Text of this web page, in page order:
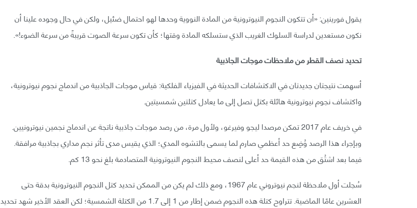
يقول فورينين: «أن تتكون النجوم النيوترونية من المادة النووية وحدها لهو احتمال ضئيل، ولكن في حال وجوده علينا أن
نكون مستعدين لدراسة السلوك الغريب الذي ستسلكه المادة وقتها؛ كأن تكون سرعة الصوت قريبةً من سرعة الضوء!».
تحديد نصف القطر من ملاحظات موجات الجاذبية
أسهمت نتيجتان جديدتان في الاكتشافات الحديثة في الفيزياء الفلكية: قياس موجات الجاذبية من اندماج نجوم نيوترونية،
واكتشاف نجوم نيوترونية هائلة بكتل تصل إلى ما يعادل كتلتين شمسيتين.
في خريف عام 2017 تمكن مرصدا ليجو وفيرغو، ولأول مرة، من رصد موجات جاذبية ناتجة عن اندماج نجمين نيوترونيين.
وبإجراء هذا الرصد وُضِع حد أعظمي صارم لما يسمى بالتشوه المدي؛ الذي يقيس مدى تأثر نجم مداري بجاذبية مرافقة.
فيما بعد اشتُق من هذه القيمة حد أعلى لنصف محيط النجوم النيوترونية المتصادمة بلغ نحو 13 كم.
سُجلت أول ملاحظة لنجم نيوتروني عام 1967، ومع ذلك لم يكن من الممكن تحديد كتل النجوم النيوترونية بدقة حتى
العشرين عامًا الماضية. تتراوح كتلة هذه النجوم ضمن إطار من 1 إلى 1.7 من الكتلة الشمسية؛ لكن العقد الأخير شهد تحديد